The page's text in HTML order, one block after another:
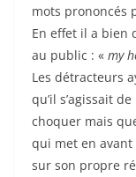
mots prononcés
En effet il a bien
au public : « my
Les détracteurs
qu’il s’agissait
choquer mais
qui met en
sur son propre